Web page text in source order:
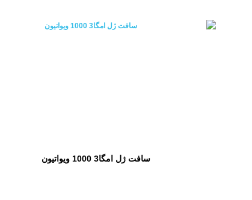
سافت ژل امگا3 1000 ویواتیون